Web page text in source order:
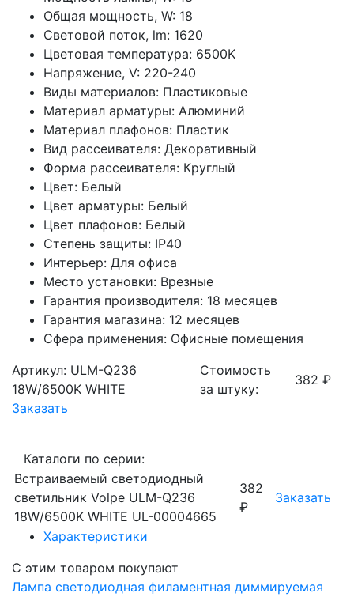
Общая мощность, W: 18
Световой поток, lm: 1620
Цветовая температура: 6500K
Напряжение, V: 220-240
Виды материалов: Пластиковые
Материал арматуры: Алюминий
Материал плафонов: Пластик
Вид рассеивателя: Декоративный
Форма рассеивателя: Круглый
Цвет: Белый
Цвет арматуры: Белый
Цвет плафонов: Белый
Степень защиты: IP40
Интерьер: Для офиса
Место установки: Врезные
Гарантия производителя: 18 месяцев
Гарантия магазина: 12 месяцев
Сфера применения: Офисные помещения
Артикул: ULM-Q236
18W/6500K WHITE
Стоимость
за штуку:
382 ₽
Заказать
Каталоги по серии:
Встраиваемый светодиодный
светильник Volpe ULM-Q236
18W/6500K WHITE UL-00004665
382
₽
Заказать
Характеристики
С этим товаром покупают
Лампа светодиодная филаментная диммируемая